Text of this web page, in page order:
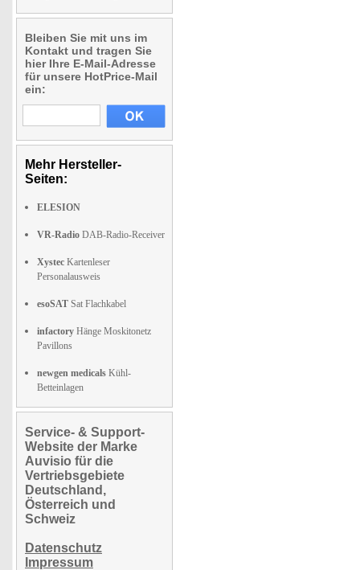
Bleiben Sie mit uns im
Kontakt und tragen Sie
hier Ihre E-Mail-Adresse
für unsere HotPrice-Mail
ein:
Mehr Hersteller-
Seiten:
ELESION
VR-Radio DAB-Radio-Receiver
Xystec Kartenleser
Personalausweis
esoSAT Sat Flachkabel
infactory Hänge Moskitonetz
Pavillons
newgen medicals Kühl-
Betteinlagen
Service- & Support-
Website der Marke
Auvisio für die
Vertriebsgebiete
Deutschland,
Österreich und
Schweiz
Datenschutz
Impressum